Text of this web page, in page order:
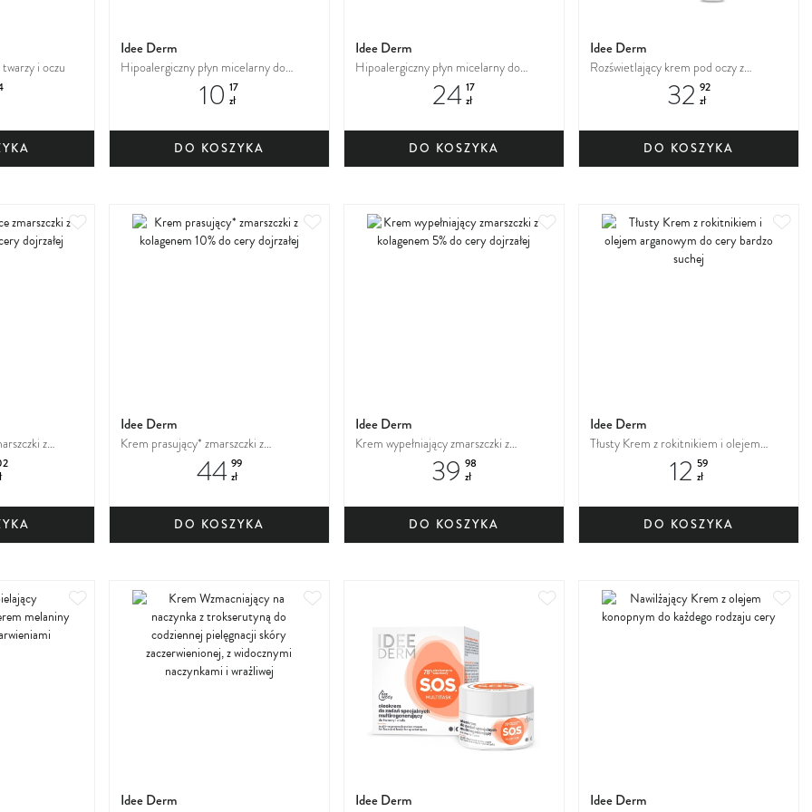
i oczu
Idee Derm
Hipoalergiczny płyn micelarny do
10 17
zł
DO KOSZYKA
Idee Derm
Hipoalergiczny płyn micelarny do
24 17
zł
DO KOSZYKA
Idee Derm
Rozświetlający krem pod oczy z
witaminą C dla każdego typu cery,
szczególnie tej wymagającej regeneracji
i blasku
32 92
zł
DO KOSZYKA
z
Idee Derm
Krem prasujący* zmarszczki z
kolagenem 10% do cery dojrzałej
44 99
zł
DO KOSZYKA
Idee Derm
Krem wypełniający zmarszczki z
kolagenem 5% do cery dojrzałej
39 98
zł
DO KOSZYKA
Idee Derm
Tłusty Krem z rokitnikiem i olejem
arganowym do cery bardzo suchej
12 59
zł
DO KOSZYKA
Idee Derm
ulubionych
Idee Derm Idee Derm